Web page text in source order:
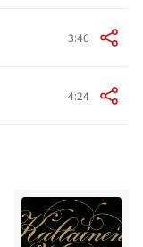
3:46
4:24